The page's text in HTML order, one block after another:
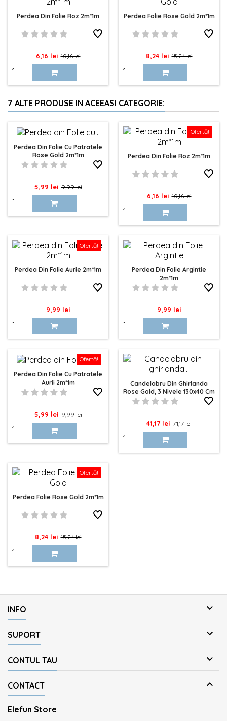
Perdea Din Folie Roz 2m*1m
Pret
6,16 lei Pret
baza
10,16 lei
Perdea Folie Rose Gold 2m*1m
Pret
8,24 lei Pret
baza
15,24 lei
7 ALTE PRODUSE IN ACEEASI CATEGORIE:
Perdea Din Folie Cu Patratele
Rose Gold 2m*1m
Pret
5,99 lei Pret
baza
9,99 lei
Ofertă!
Perdea Din Folie Roz 2m*1m
Pret
6,16 lei Pret
baza
10,16 lei
Ofertă!
Perdea Din Folie Aurie 2m*1m
Pret
9,99 lei
Perdea Din Folie Argintie
2m*1m
Pret
9,99 lei
Ofertă!
Perdea Din Folie Cu Patratele
Aurii 2m*1m
Pret
5,99 lei Pret
baza
9,99 lei
Candelabru Din Ghirlanda
Rose Gold, 3 Nivele 130x40 Cm
Pret
41,17 lei Pret
baza
71,17 lei
Ofertă!
Perdea Folie Rose Gold 2m*1m
Pret
8,24 lei Pret
baza
15,24 lei
INFO 
SUPORT 
CONTUL TAU 
CONTACT 
Elefun Store